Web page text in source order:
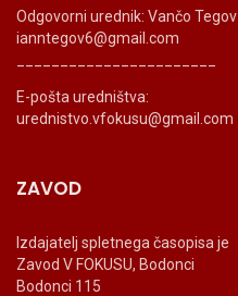
Odgovorni urednik: Vančo Tegov
ianntegov6@gmail.com
E-pošta uredništva:
urednistvo.vfokusu@gmail.com
ZAVOD
Izdajatelj spletnega časopisa je
Zavod V FOKUSU, Bodonci
Bodonci 115